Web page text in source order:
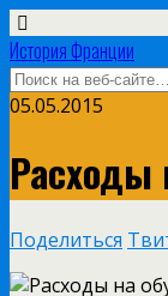
История Франции
05.05.2015
Расходы
Поделиться